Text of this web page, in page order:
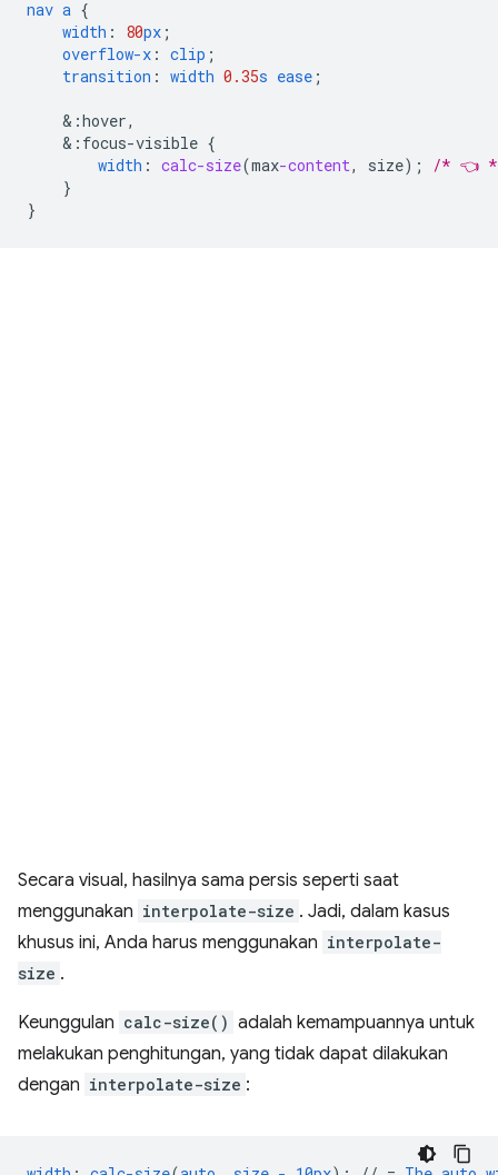
nav a {
width : 80px ;
overflow-x : clip ;
transition : width 0.35s ease ;
& :hover,
& :focus-visible {
width : calc-size(max-content, size);
/* 👈
}
}
Secara visual, hasilnya sama persis seperti saat
menggunakan interpolate-size . Jadi, dalam kasus
khusus ini, Anda harus menggunakan interpolate-
size .
Keunggulan calc-size() adalah kemampuannya untuk
melakukan penghitungan, yang tidak dapat dilakukan
dengan interpolate-size :